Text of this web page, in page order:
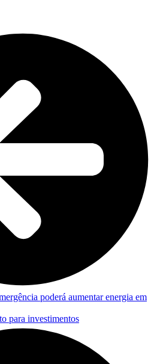
poderá aumentar energia em
para investimentos